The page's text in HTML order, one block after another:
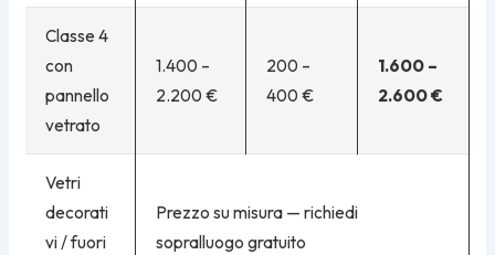
Classe 4
con
pannello
vetrato
1.400 –
2.200 €
200 –
400 €
1.600 –
2.600 €
Vetri
decorati
vi / fuori
Prezzo su misura — richiedi
sopralluogo gratuito